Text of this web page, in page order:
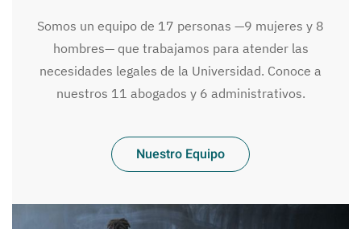
Somos un equipo de 17 personas —9 mujeres y 8
hombres— que trabajamos para atender las
necesidades legales de la Universidad. Conoce a
nuestros 11 abogados y 6 administrativos.
Nuestro Equipo